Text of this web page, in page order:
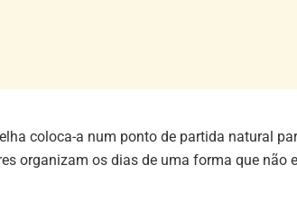
organizam os dias de uma forma que não
se fazem